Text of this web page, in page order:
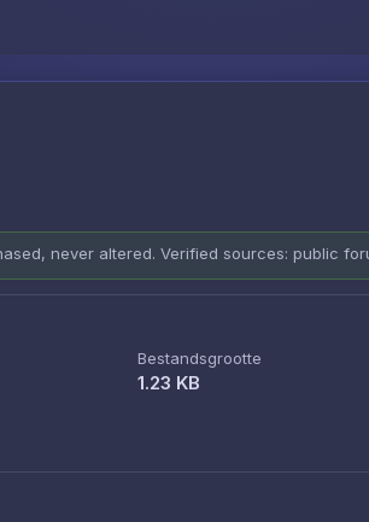
never altered. Verified sources: public
Bestandsgrootte
1.23 KB